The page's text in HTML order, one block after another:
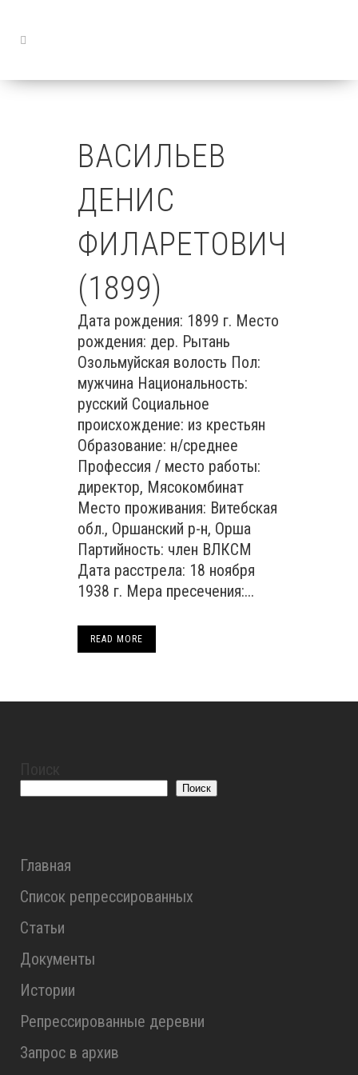
ВАСИЛЬЕВ
ДЕНИС
ФИЛАРЕТОВИЧ
(1899)
Дата рождения: 1899 г. Место
рождения: дер. Рытань
Озольмуйская волость Пол:
мужчина Национальность:
русский Социальное
происхождение: из крестьян
Образование: н/среднее
Профессия / место работы:
директор, Мясокомбинат
Место проживания: Витебская
обл., Оршанский р-н, Орша
Партийность: член ВЛКСМ
Дата расстрела: 18 ноября
1938 г. Мера пресечения:...
READ MORE
Поиск
Главная
Список репрессированных
Статьи
Документы
Истории
Репрессированные деревни
Запрос в архив